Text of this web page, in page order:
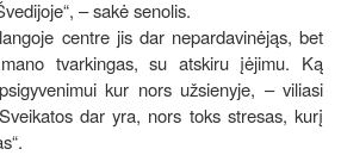
– sakė senolis.
centre jis dar nepardavinėjąs, bet
tvarkingas, su atskiru įėjimu. Ką
kur nors užsienyje, – viliasi
dar yra, nors toks stresas, kurį